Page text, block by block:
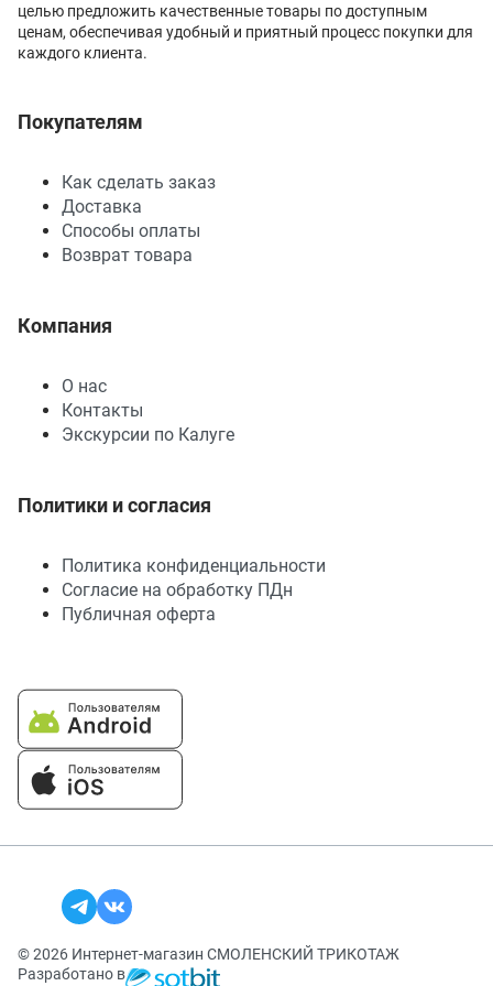
целью предложить качественные товары по доступным
ценам, обеспечивая удобный и приятный процесс покупки для
каждого клиента.
Покупателям
Как сделать заказ
Доставка
Способы оплаты
Возврат товара
Компания
О нас
Контакты
Экскурсии по Калуге
Политики и согласия
Политика конфиденциальности
Согласие на обработку ПДн
Публичная оферта
© 2026 Интернет-магазин СМОЛЕНСКИЙ ТРИКОТАЖ
Разработано в